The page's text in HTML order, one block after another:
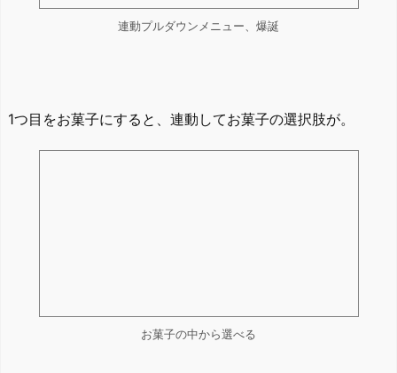
連動プルダウンメニュー、爆誕
1つ目をお菓子にすると、連動してお菓子の選択肢が。
お菓子の中から選べる